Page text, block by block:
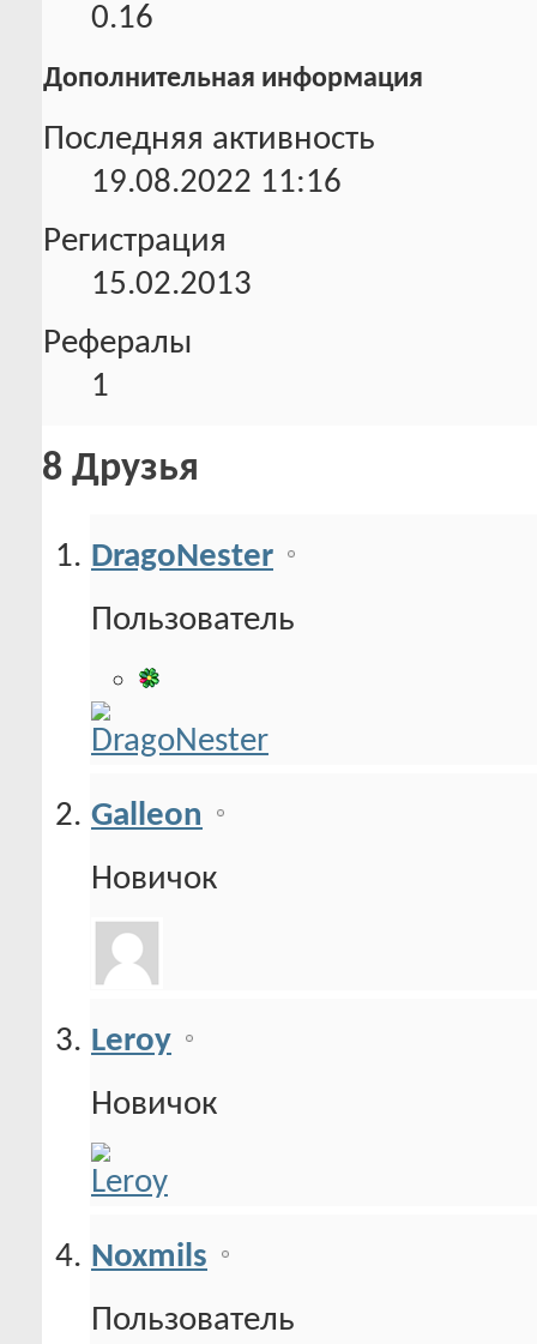
0.16
Дополнительная информация
Последняя активность
19.08.2022 11:16
Регистрация
15.02.2013
Рефералы
1
8 Друзья
DragoNester
Пользователь
Galleon
Новичок
Leroy
Новичок
Noxmils
Пользователь